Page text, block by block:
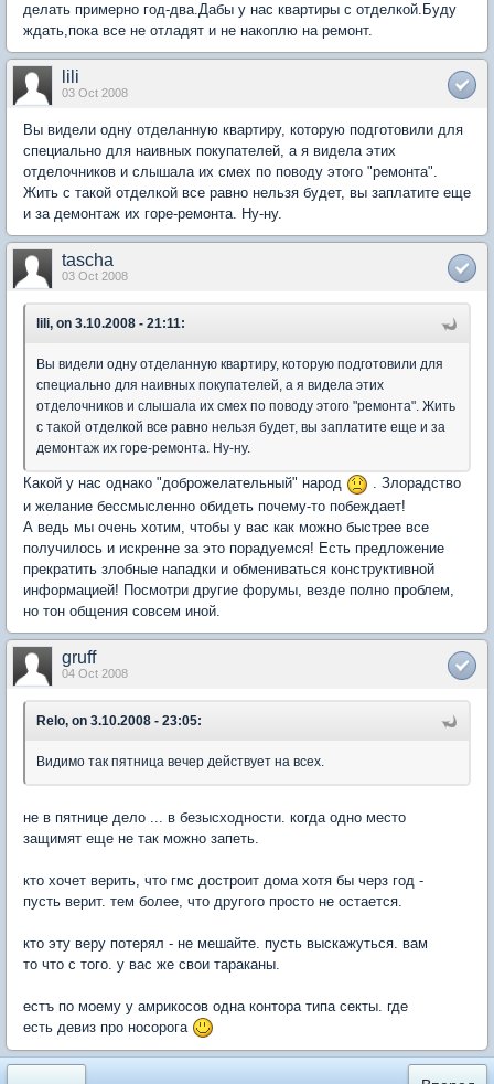
делать примерно год-два.Дабы у нас квартиры с отделкой.Буду
ждать,пока все не отладят и не накоплю на ремонт.
lili
03 Oct 2008
Вы видели одну отделанную квартиру, которую подготовили для
специально для наивных покупателей, а я видела этих
отделочников и слышала их смех по поводу этого "ремонта".
Жить с такой отделкой все равно нельзя будет, вы заплатите еще
и за демонтаж их горе-ремонта. Ну-ну.
tascha
03 Oct 2008
lili, on 3.10.2008 - 21:11:
Вы видели одну отделанную квартиру, которую подготовили для
специально для наивных покупателей, а я видела этих
отделочников и слышала их смех по поводу этого "ремонта". Жить
с такой отделкой все равно нельзя будет, вы заплатите еще и за
демонтаж их горе-ремонта. Ну-ну.
Какой у нас однако "доброжелательный" народ
. Злорадство
и желание бессмысленно обидеть почему-то побеждает!
А ведь мы очень хотим, чтобы у вас как можно быстрее все
получилось и искренне за это порадуемся! Есть предложение
прекратить злобные нападки и обмениваться конструктивной
информацией! Посмотри другие форумы, везде полно проблем,
но тон общения совсем иной.
gruff
04 Oct 2008
Relo, on 3.10.2008 - 23:05:
Видимо так пятница вечер действует на всех.
не в пятнице дело ... в безысходности. когда одно место
защимят еще не так можно запеть.
кто хочет верить, что гмс достроит дома хотя бы черз год -
пусть верит. тем более, что другого просто не остается.
кто эту веру потерял - не мешайте. пусть выскажуться. вам
то что с того. у вас же свои тараканы.
естъ по моему у амрикосов одна контора типа секты. где
есть девиз про носорога